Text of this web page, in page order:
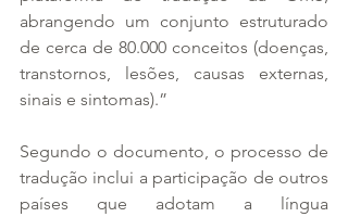
abrangendo um conjunto estruturado
de cerca de 80.000 conceitos (doenças,
transtornos, lesões, causas externas,
sinais e sintomas).”
Segundo o documento, o processo de
tradução inclui a participação de outros
países que adotam a língua